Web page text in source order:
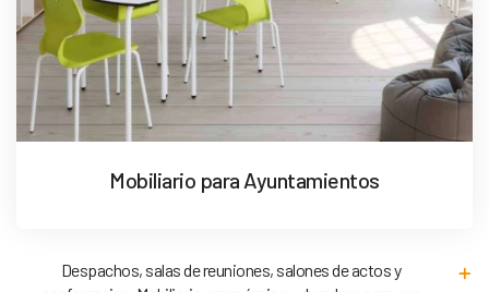
Mobiliario para Ayuntamientos
Despachos, salas de reuniones, salones de actos y